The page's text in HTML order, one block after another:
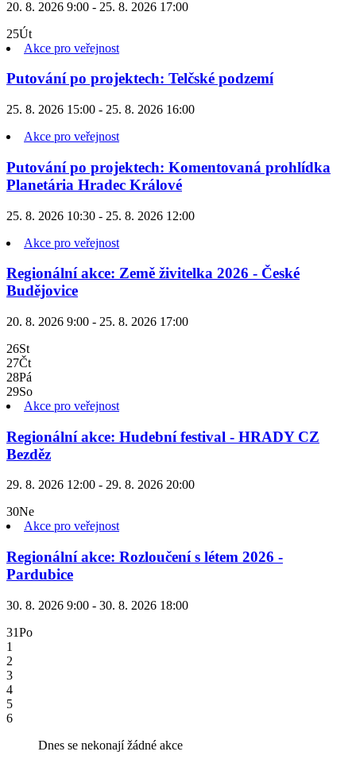
20. 8. 2026 9:00 - 25. 8. 2026 17:00
25Út
Akce pro veřejnost
Putování po projektech: Telčské podzemí
25. 8. 2026 15:00 - 25. 8. 2026 16:00
Akce pro veřejnost
Putování po projektech: Komentovaná prohlídka
Planetária Hradec Králové
25. 8. 2026 10:30 - 25. 8. 2026 12:00
Akce pro veřejnost
Regionální akce: Země živitelka 2026 - České
Budějovice
20. 8. 2026 9:00 - 25. 8. 2026 17:00
26St
27Čt
28Pá
29So
Akce pro veřejnost
Regionální akce: Hudební festival - HRADY CZ
Bezděz
29. 8. 2026 12:00 - 29. 8. 2026 20:00
30Ne
Akce pro veřejnost
Regionální akce: Rozloučení s létem 2026 -
Pardubice
30. 8. 2026 9:00 - 30. 8. 2026 18:00
31Po
1
2
3
4
5
6
Dnes se nekonají žádné akce